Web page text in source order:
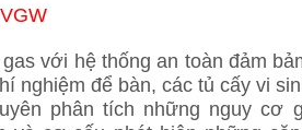
với hệ thống an toàn đảm
nghiệm để bàn, các tủ cấy vi
phân tích những nguy cơ